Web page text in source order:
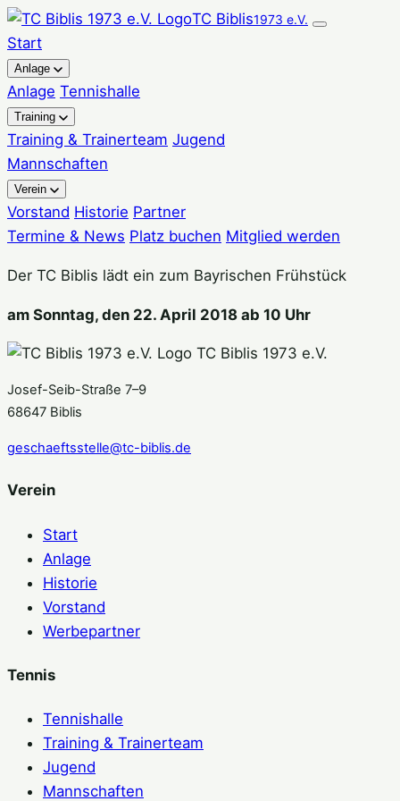
Zum
Inhalt
springen
TC Biblis1973 e.V.
Start
Anlage
Anlage Tennishalle
Training
Training & Trainerteam Jugend
Mannschaften
Verein
Vorstand Historie Partner
Termine & News Platz buchen Mitglied werden
Der TC Biblis lädt ein zum Bayrischen Frühstück
am Sonntag, den 22. April 2018 ab 10 Uhr
TC Biblis 1973 e.V.
Josef-Seib-Straße 7–9
68647 Biblis
geschaeftsstelle@tc-biblis.de
Verein
Start
Anlage
Historie
Vorstand
Werbepartner
Tennis
Tennishalle
Training & Trainerteam
Jugend
Mannschaften